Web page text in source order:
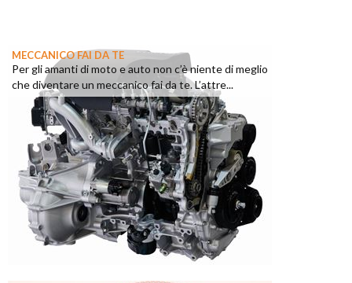
MECCANICO FAI DA TE
Per gli amanti di moto e auto non c’è niente di meglio
che diventare un meccanico fai da te. L’attre...